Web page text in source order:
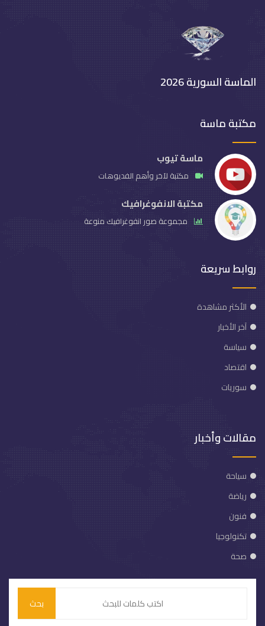
الماسة السورية 2026
مكتبة ماسة
ماسة تيوب
مكتبة لآخر وأهم الفديوهات
مكتبة الانفوغرافيك
مجموعة صور انفوغرافيك منوعة
روابط سريعة
الأكثر مشاهدة
آخر الأخبار
سياسة
اقتصاد
سوريات
مقالات وأخبار
سياحة
رياضة
فنون
تكنولوجيا
صحة
بحث